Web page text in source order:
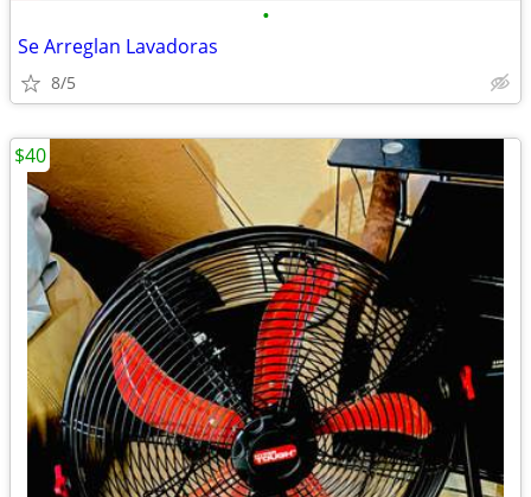
•
Se Arreglan Lavadoras
8/5
$40